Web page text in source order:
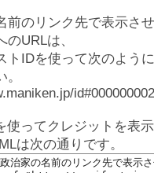
前のリンク先で表示さ
のURLは、
トIDを使って次のよう
使ってクレジットを表
は次の通りです。